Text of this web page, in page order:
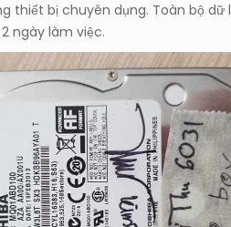
thiết bị chuyên dụng. Toàn bộ
ngày làm việc.